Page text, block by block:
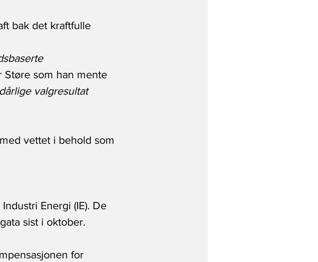
bak det kraftfulle
Støre som han mente
valgresultat
vettet i behold som
Energi (IE). De
sist i oktober.
for